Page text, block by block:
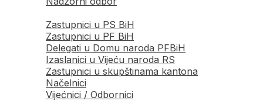
Zastupnici u PS BiH
Zastupnici u PF BiH
Delegati u Domu naroda PFBiH
Izaslanici u Vijeću naroda RS
Zastupnici u skupštinama kantona
Načelnici
Vijećnici / Odbornici